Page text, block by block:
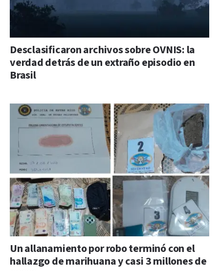
Desclasificaron archivos sobre OVNIS: la
verdad detrás de un extraño episodio en
Brasil
Un allanamiento por robo terminó con el
hallazgo de marihuana y casi 3 millones de